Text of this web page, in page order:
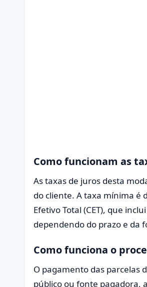
Como funcionam as
As taxas de juros desta
do cliente. A taxa mínima é
Efetivo Total (CET), que
dependendo do prazo e da
Como funciona o
O pagamento das parcelas
público ou fonte pagadora,